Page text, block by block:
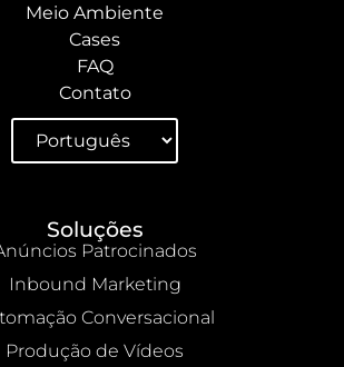
Meio Ambiente
Cases
FAQ
Contato
Soluções
Patrocinados
Inbound Marketing
Conversacional
Produção de Vídeos